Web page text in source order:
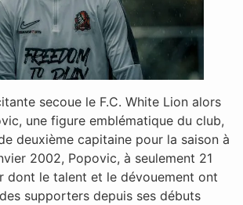
secoue le F.C. White Lion alors
une figure emblématique du club,
deuxième capitaine pour la saison à
2002, Popovic, à seulement 21
dont le talent et le dévouement ont
supporters depuis ses débuts